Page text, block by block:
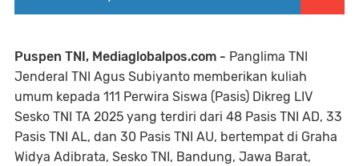
Puspen TNI, Mediaglobalpos.com - Panglima TNI
Jenderal TNI Agus Subiyanto memberikan kuliah
umum kepada 111 Perwira Siswa (Pasis) Dikreg LIV
Sesko TNI TA 2025 yang terdiri dari 48 Pasis TNI AD, 33
Pasis TNI AL, dan 30 Pasis TNI AU, bertempat di Graha
Widya Adibrata, Sesko TNI, Bandung, Jawa Barat,